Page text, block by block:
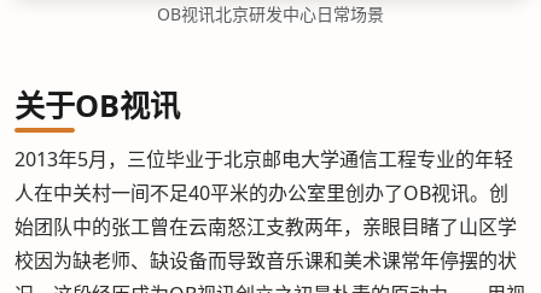
OB视讯北京研发中心日常场景
关于OB视讯
2013年5月，三位毕业于北京邮电大学通信工程专业的年轻
人在中关村一间不足40平米的办公室里创办了OB视讯。创
始团队中的张工曾在云南怒江支教两年，亲眼目睹了山区学
校因为缺老师、缺设备而导致音乐课和美术课常年停摆的状